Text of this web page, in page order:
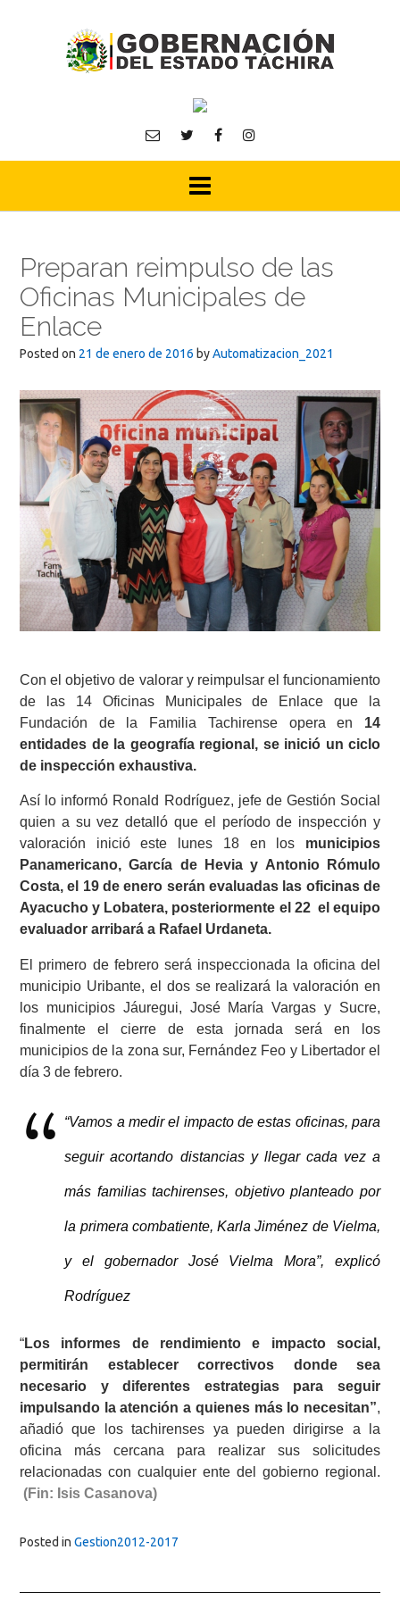
Preparan reimpulso de las
Oficinas Municipales de
Enlace
Posted on 21 de enero de 2016 byAutomatizacion_2021
Con el objetivo de valorar y reimpulsar el funcionamiento
de las 14 Oficinas Municipales de Enlace que la
Fundación de la Familia Tachirense opera en 14
entidades de la geografía regional, se inició un ciclo
de inspección exhaustiva.
Así lo informó Ronald Rodríguez, jefe de Gestión Social
quien a su vez detalló que el período de inspección y
valoración inició este lunes 18 en los municipios
Panamericano, García de Hevia y Antonio Rómulo
Costa, el 19 de enero serán evaluadas las oficinas de
Ayacucho y Lobatera, posteriormente el 22 el equipo
evaluador arribará a Rafael Urdaneta.
El primero de febrero será inspeccionada la oficina del
municipio Uribante, el dos se realizará la valoración en
los municipios Jáuregui, José María Vargas y Sucre,
finalmente el cierre de esta jornada será en los
municipios de la zona sur, Fernández Feo y Libertador el
día 3 de febrero.
“Vamos a medir el impacto de estas oficinas, para
seguir acortando distancias y llegar cada vez a
más familias tachirenses, objetivo planteado por
la primera combatiente, Karla Jiménez de Vielma,
y el gobernador José Vielma Mora”, explicó
Rodríguez
“Los informes de rendimiento e impacto social,
permitirán establecer correctivos donde sea
necesario y diferentes estrategias para seguir
impulsando la atención a quienes más lo necesitan”,
añadió que los tachirenses ya pueden dirigirse a la
oficina más cercana para realizar sus solicitudes
relacionadas con cualquier ente del gobierno regional.
(Fin: Isis Casanova)
Posted in Gestion2012-2017